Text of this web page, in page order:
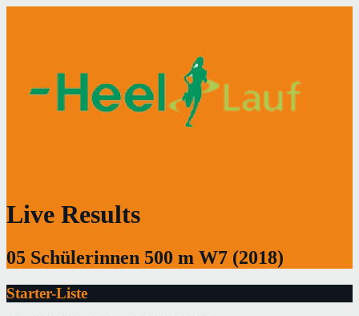
Live Results
05 Schülerinnen 500 m W7 (2018)
Starter-Liste